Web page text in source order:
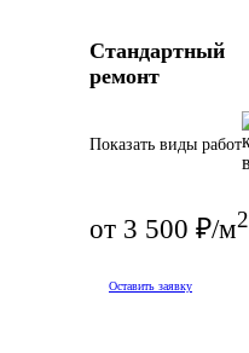
Стандартный
ремонт
Показать виды работ
от 3 500 ₽/м2
Оставить заявку